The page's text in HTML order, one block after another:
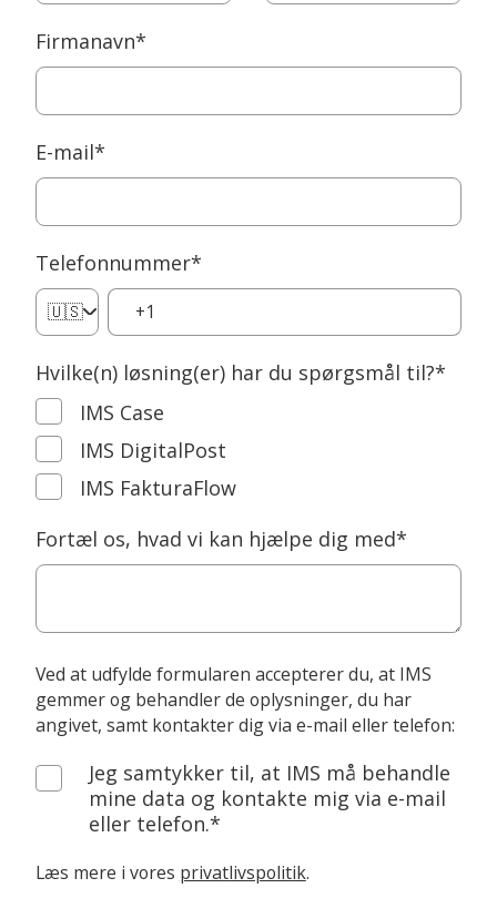
Firmanavn*
E-mail*
Telefonnummer*
🇺🇸
Hvilke(n) løsning(er) har du spørgsmål til?*
IMS Case
IMS DigitalPost
IMS FakturaFlow
Fortæl os, hvad vi kan hjælpe dig med*
Ved at udfylde formularen accepterer du, at IMS
gemmer og behandler de oplysninger, du har
angivet, samt kontakter dig via e-mail eller telefon:
Jeg samtykker til, at IMS må behandle
mine data og kontakte mig via e-mail
eller telefon.*
Læs mere i vores privatlivspolitik.